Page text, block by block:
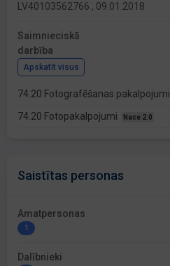
LV40103562766 , 09.01.2018
Saimnieciskā
darbība
Apskatīt visus
74.20 Fotografēšanas pakalpojumi
74.20 Fotopakalpojumi Nace 2.0
Saistītas personas
Amatpersonas
1
Dalībnieki